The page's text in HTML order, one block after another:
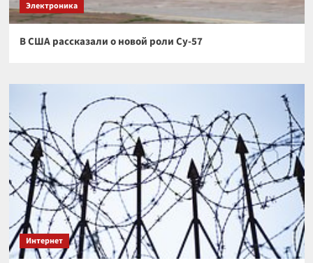
Электроника
В США рассказали о новой роли Су-57
Интернет